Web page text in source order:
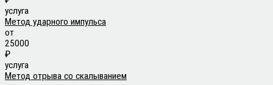
услуга
Метод ударного импульса
от
25000
₽
услуга
Метод отрыва со скалыванием